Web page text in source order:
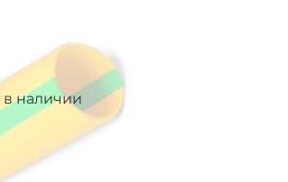
в наличии